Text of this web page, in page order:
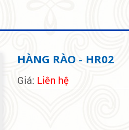
HÀNG RÀO - HR02
Giá: Liên hệ